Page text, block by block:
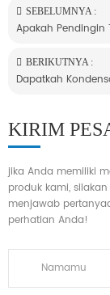
SEBELUMNYA :
BERIKUTNYA :
KIRIM
jika Anda memiliki
produk kami,
menjawab
perhatian Anda!